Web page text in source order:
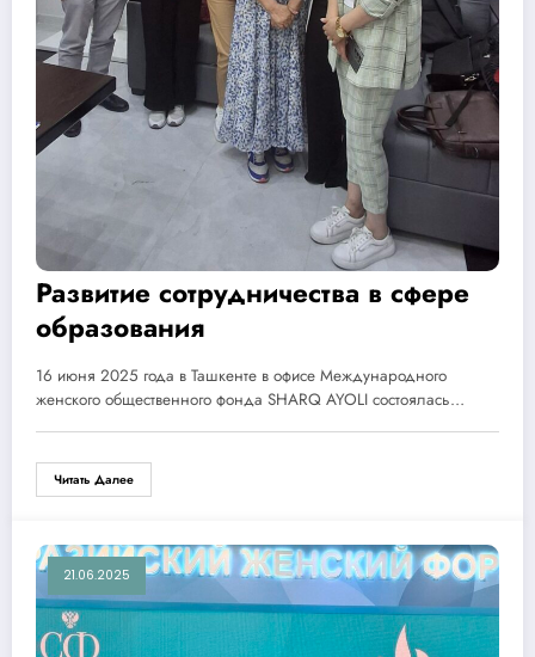
Развитие сотрудничества в сфере
образования
16 июня 2025 года в Ташкенте в офисе Международного
женского общественного фонда SHARQ AYOLI состоялась…
Читать Далее
21.06.2025